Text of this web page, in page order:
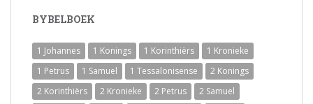
BYBELBOEK
1 Johannes 1 Konings 1 Korinthiërs
1 Kronieke
1 Petrus
1 Samuel 1 Tessalonisense
2 Konings
2 Korinthiërs
2 Kronieke 2 Petrus
2 Samuel